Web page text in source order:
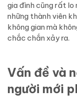
gia đình cũng rất lo
những thành viên
không gian mà
chắc chắn xảy ra.
Vấn đề và
người mới